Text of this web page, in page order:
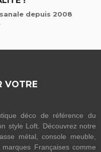
depuis 2008
VOTRE
déco de référence du
style Loft. Découvrez notre
métal, console meuble,
Françaises comme